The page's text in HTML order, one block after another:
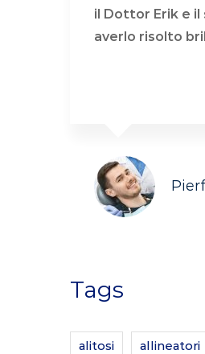
il Dottor Erik e
averlo risolto
Tags
alitosi allineatori